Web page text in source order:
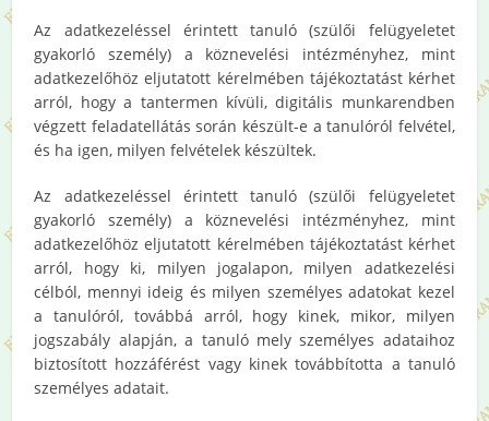
Az adatkezeléssel érintett tanuló (szülői felügyeletet
gyakorló személy) a köznevelési intézményhez, mint
adatkezelőhöz eljutatott kérelmében tájékoztatást kérhet
arról, hogy a tantermen kívüli, digitális munkarendben
végzett feladatellátás során készült-e a tanulóról felvétel,
és ha igen, milyen felvételek készültek.
Az adatkezeléssel érintett tanuló (szülői felügyeletet
gyakorló személy) a köznevelési intézményhez, mint
adatkezelőhöz eljutatott kérelmében tájékoztatást kérhet
arról, hogy ki, milyen jogalapon, milyen adatkezelési
célból, mennyi ideig és milyen személyes adatokat kezel
a tanulóról, továbbá arról, hogy kinek, mikor, milyen
jogszabály alapján, a tanuló mely személyes adataihoz
biztosított hozzáférést vagy kinek továbbította a tanuló
személyes adatait.